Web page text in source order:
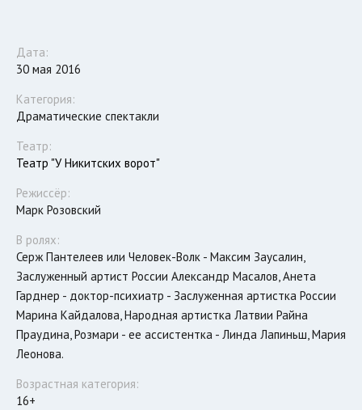
Дата:
30 мая 2016
Категория:
Драматические спектакли
Театр:
Театр "У Никитских ворот"
Режиссёр:
Марк Розовский
В ролях:
Серж Пантелеев или Человек-Волк - Максим Заусалин,
Заслуженный артист России Александр Масалов, Анета
Гарднер - доктор-психиатр - Заслуженная артистка России
Марина Кайдалова, Народная артистка Латвии Райна
Праудина, Розмари - ее ассистентка - Линда Лапиньш, Мария
Леонова.
Возрастная категория:
16+